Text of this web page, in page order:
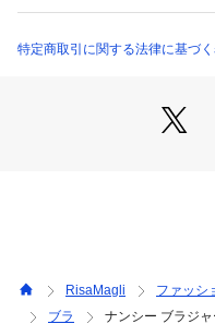
＜パターン＞
番ナチュラルなパターン
間を演出し、丸みとボリ
Risa Magliのブラジャーを
特定商取引に関する法律に基づく
RisaMagli ファッシ
ブラ
ナンシー ブラジ